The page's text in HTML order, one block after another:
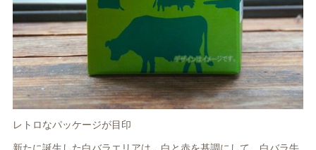
レトロなパッケージが目印